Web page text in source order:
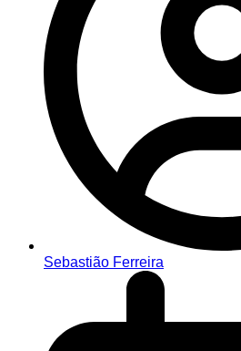
Sebastião Ferreira